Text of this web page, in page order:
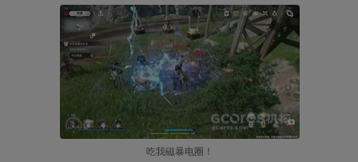
吃我磁暴电圈！